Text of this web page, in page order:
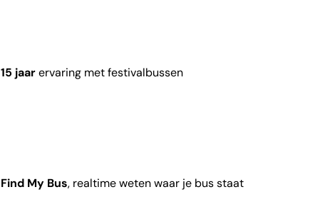
15 jaarervaring met festivalbussen
Find My Bus, realtime weten waar je bus staat